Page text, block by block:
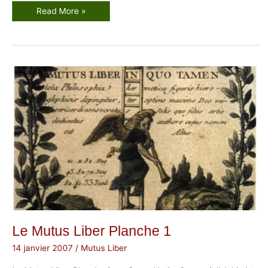
L
L
i
b
e
r
–
P
l
a
n
c
h
e
2
Read More »
Le Mutus Liber Planche 1
14 janvier 2007 / Mutus Liber